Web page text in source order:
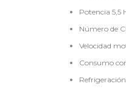
Potencia 5,5
Número de
Velocidad
Consumo